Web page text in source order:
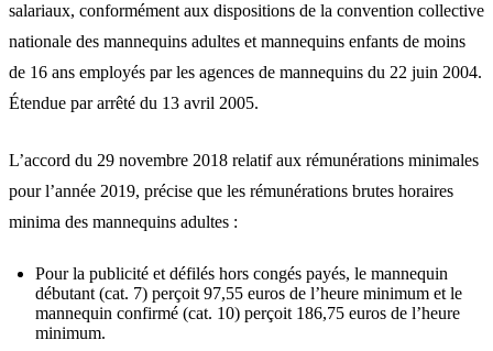
salariaux, conformément aux dispositions de la convention collective
nationale des mannequins adultes et mannequins enfants de moins
de 16 ans employés par les agences de mannequins du 22 juin 2004.
Étendue par arrêté du 13 avril 2005.
L’accord du 29 novembre 2018 relatif aux rémunérations minimales
pour l’année 2019, précise que les rémunérations brutes horaires
minima des mannequins adultes :
Pour la publicité et défilés hors congés payés, le mannequin
débutant (cat. 7) perçoit 97,55 euros de l’heure minimum et le
mannequin confirmé (cat. 10) perçoit 186,75 euros de l’heure
minimum.